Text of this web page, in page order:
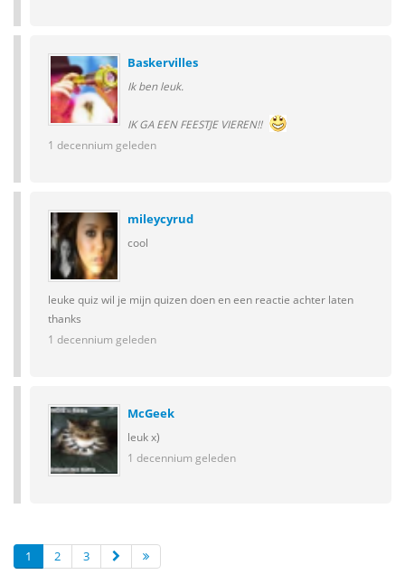
Baskervilles
Ik ben leuk.
IK GA EEN FEESTJE VIEREN!!
1 decennium geleden
mileycyrud
cool
leuke quiz wil je mijn quizen doen en een reactie achter laten
thanks
1 decennium geleden
McGeek
leuk x)
1 decennium geleden
1 2 3